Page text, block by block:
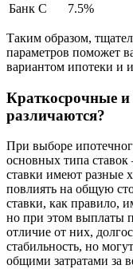
Банк C
7.5%
Таким образом,
параметров поможет
вариантом ипотеки и
Краткосрочные и
различаются?
При выборе
основных типа
ставки имеют разные
повлиять на общую
ставки, как правило,
но при этом выплаты
отличие от них,
стабильность, но
общими затратами за